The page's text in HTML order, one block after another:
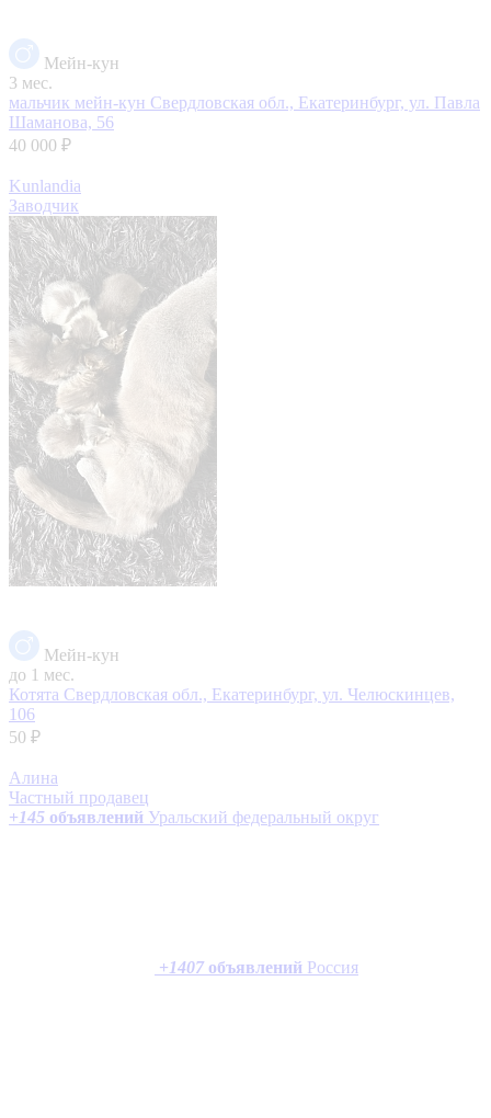
Мейн-кун
3 мес.
мальчик мейн-кун Свердловская обл., Екатеринбург, ул. Павла
Шаманова, 56
40 000 ₽
Kunlandia
Заводчик
Мейн-кун
до 1 мес.
Котята Свердловская обл., Екатеринбург, ул. Челюскинцев,
106
50 ₽
Алина
Частный продавец
+145 объявлений Уральский федеральный округ
+1407 объявлений Россия